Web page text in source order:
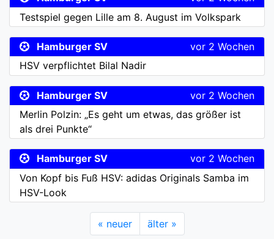
Testspiel gegen Lille am 8. August im Volkspark
Hamburger SV
vor 2 Wochen
HSV verpflichtet Bilal Nadir
Hamburger SV
vor 2 Wochen
Merlin Polzin: „Es geht um etwas, das größer ist
als drei Punkte“
Hamburger SV
vor 2 Wochen
Von Kopf bis Fuß HSV: adidas Originals Samba im
HSV-Look
« neuer älter »